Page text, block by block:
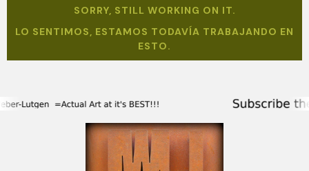
SORRY, STILL WORKING ON IT.
LO SENTIMOS, ESTAMOS TODAVÍA TRABAJANDO EN
ESTO.